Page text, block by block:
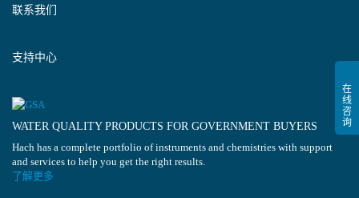
联系我们
支持中心
WATER QUALITY PRODUCTS FOR GOVERNMENT BUYERS
Hach has a complete portfolio of instruments and chemistries with support
and services to help you get the right results.
了解更多